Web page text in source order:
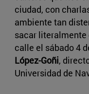
ciudad, con
ambiente tan
sacar literalmente
calle el sábado 4
López-Goñi,
Universidad de